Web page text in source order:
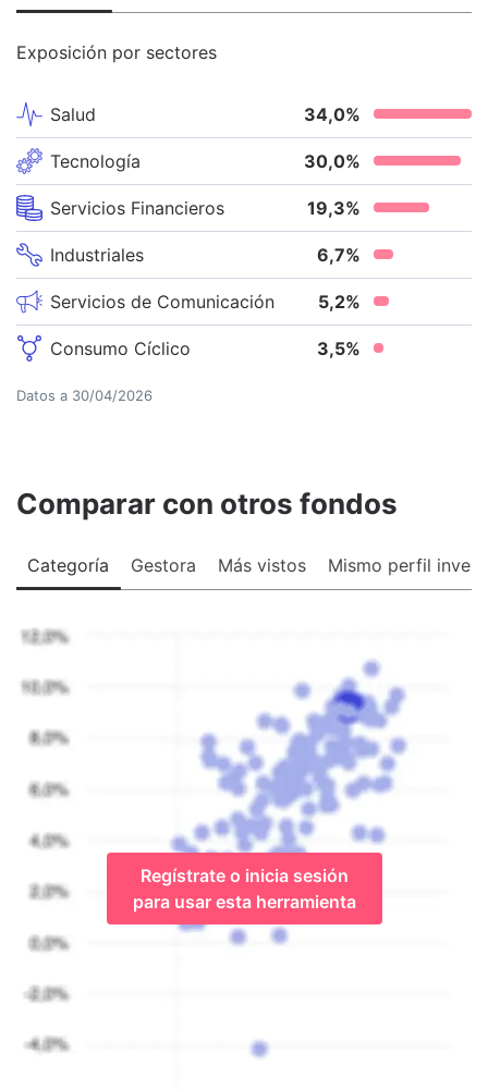
Exposición por sectores
Salud 34,0%
Tecnología 30,0%
Servicios Financieros 19,3%
Industriales 6,7%
Servicios de Comunicación 5,2%
Consumo Cíclico 3,5%
Datos a 30/04/2026
Comparar con otros fondos
Categoría Gestora Más vistos Mismo perfil
Regístrate o inicia sesión
para usar esta herramienta